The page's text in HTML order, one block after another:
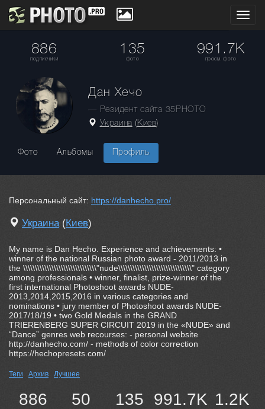
886
подписчики
135
фото
991.7K
просм. фото
Дан Хечо
— Резидент сайта 35PHOTO
Украина (Киев)
Фото Альбомы Профиль
Персональный сайт: https://danhecho.pro/
Украина(Киев)
My name is Dan Hecho. Experience and achievements: •
winner of the national Russian photo award - 2011/2013 in
the \\\\\\\\\\\\\\\\\\\\\\\\\\\\\\\"nude\\\\\\\\\\\\\\\\\\\\\\\\\\\\\\\" category
among professionals • winner, finalist, prize-winner of the
first international Photoshoot awards NUDE-
2013,2014,2015,2016 in various categories and
nominations • jury member of Photoshoot awards NUDE-
2017/18/19 • two Gold Medals in the GRAND
TRIERENBERG SUPER CIRCUIT 2019 in the «NUDE» and
“Dance” genres web recourses: - personal website
http://danhecho.com/ - methods of color correction
https://hechopresets.com/
Теги Архив Лучшее
886 50 135 991.7K 1.2K